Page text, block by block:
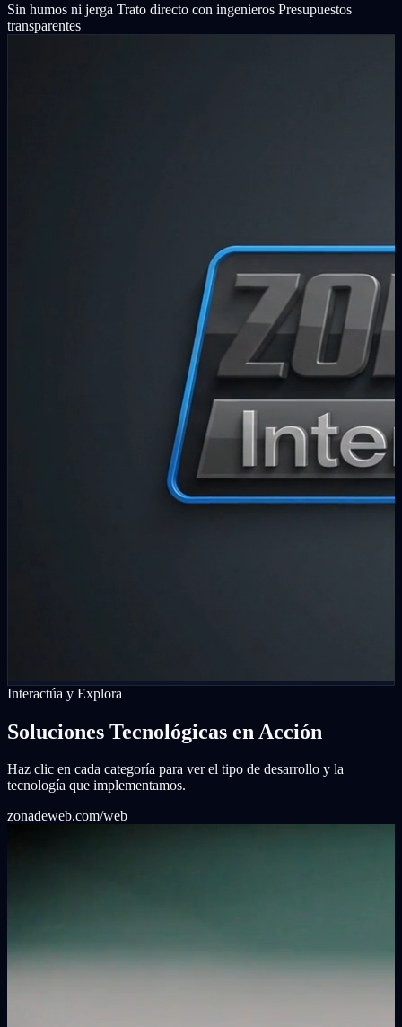
Sin humos ni jerga Trato directo con ingenieros Presupuestos
transparentes
Interactúa y Explora
Soluciones Tecnológicas en Acción
Haz clic en cada categoría para ver el tipo de desarrollo y la
tecnología que implementamos.
zonadeweb.com/web